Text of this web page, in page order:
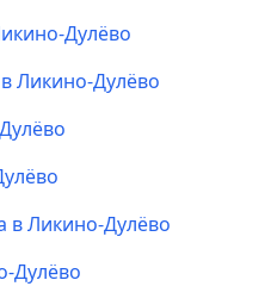
Дулёво
Ликино-Дулёво
в Ликино-Дулёво
Дулёво